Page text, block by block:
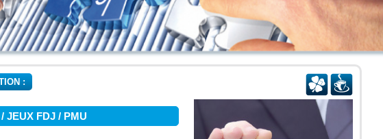
:
JEUX FDJ / PMU